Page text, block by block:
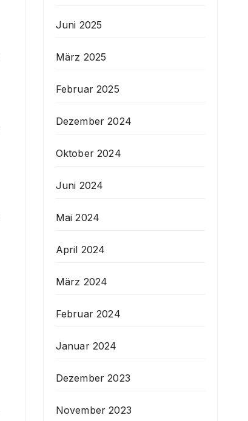
Juni 2025
März 2025
Februar 2025
Dezember 2024
Oktober 2024
Juni 2024
Mai 2024
April 2024
März 2024
Februar 2024
Januar 2024
Dezember 2023
November 2023